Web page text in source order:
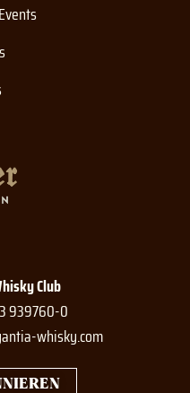
Club
939760-0
whisky.com